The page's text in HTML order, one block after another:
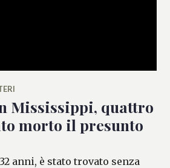
Mississippi, quattro
morto il presunto
anni, è stato trovato senza